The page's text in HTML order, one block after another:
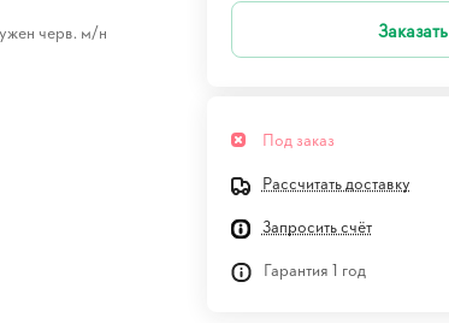
черв. м/н
Заказать
Под заказ
Рассчитать доставку
Запросить счёт
Гарантия 1 год